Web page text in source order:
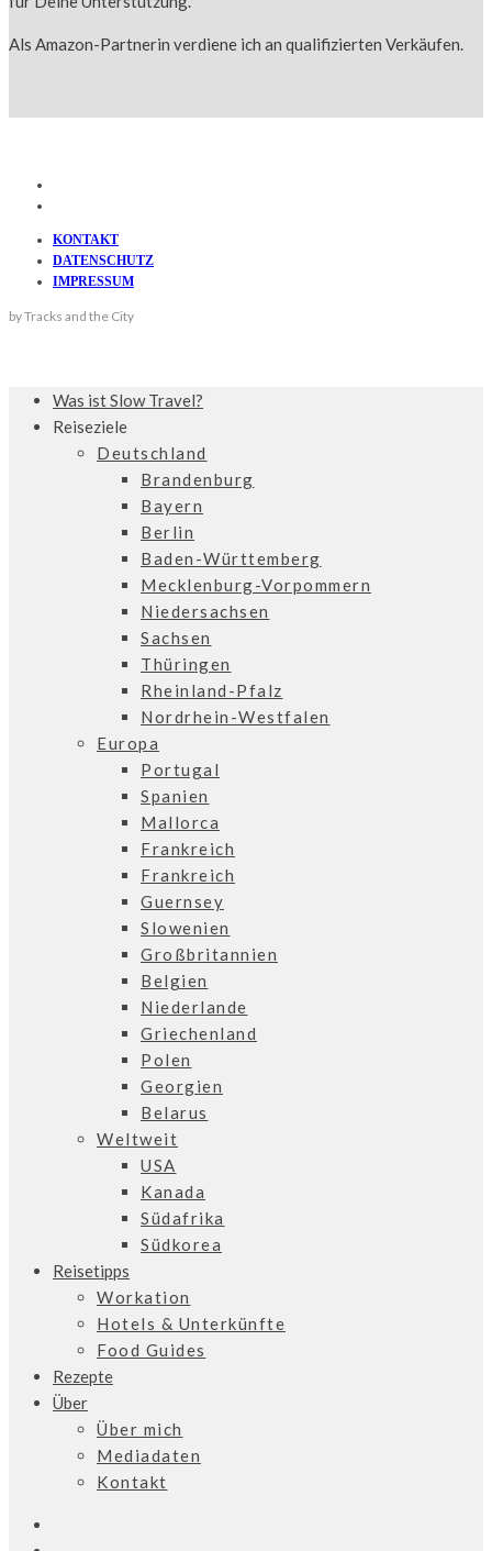
Als Amazon-Partnerin verdiene ich an qualifizierten Verkäufen.
KONTAKT
DATENSCHUTZ
IMPRESSUM
by Tracks and the City
Was ist Slow Travel?
Reiseziele
Deutschland
Brandenburg
Bayern
Berlin
Baden-Württemberg
Mecklenburg-Vorpommern
Niedersachsen
Sachsen
Thüringen
Rheinland-Pfalz
Nordrhein-Westfalen
Europa
Portugal
Spanien
Mallorca
Frankreich
Frankreich
Guernsey
Slowenien
Großbritannien
Belgien
Niederlande
Griechenland
Polen
Georgien
Belarus
Weltweit
USA
Kanada
Südafrika
Südkorea
Reisetipps
Workation
Hotels & Unterkünfte
Food Guides
Rezepte
Über
Über mich
Mediadaten
Kontakt